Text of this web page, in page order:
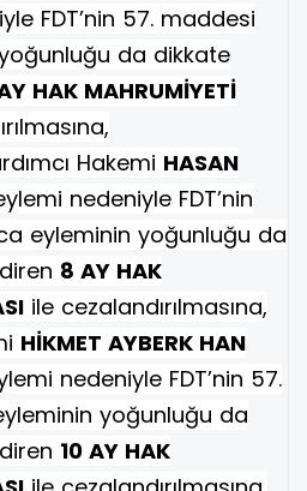
FDT’nin 57. maddesi
da dikkate
HAK MAHRUMİYETİ
Hakemi HASAN
nedeniyle FDT’nin
eyleminin yoğunluğu da
8 AY HAK
ile cezalandırılmasına,
HİKMET AYBERK HAN
nedeniyle FDT’nin 57.
yoğunluğu da
10 AY HAK